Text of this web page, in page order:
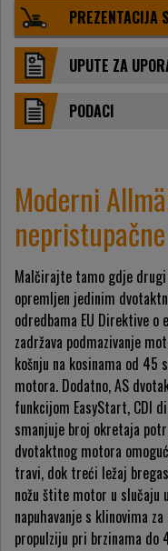
PREZENTACIJA
UPUTE ZA
PODACI
Moderni
Malčirajte tamo gdje drugi
opremljen jedinim
odredbama EU Direktive
zadržava podmazivanje
košnju na kosinama od 45
motora. Dodatno, AS
funkcijom EasyStart, CDI
smanjuje broj okretaja
dvotaktnog motora
travi, dok treći ležaj
nožu štite motor u slučaju
napuhavanje s klinovima
propulziju pri brzinama do